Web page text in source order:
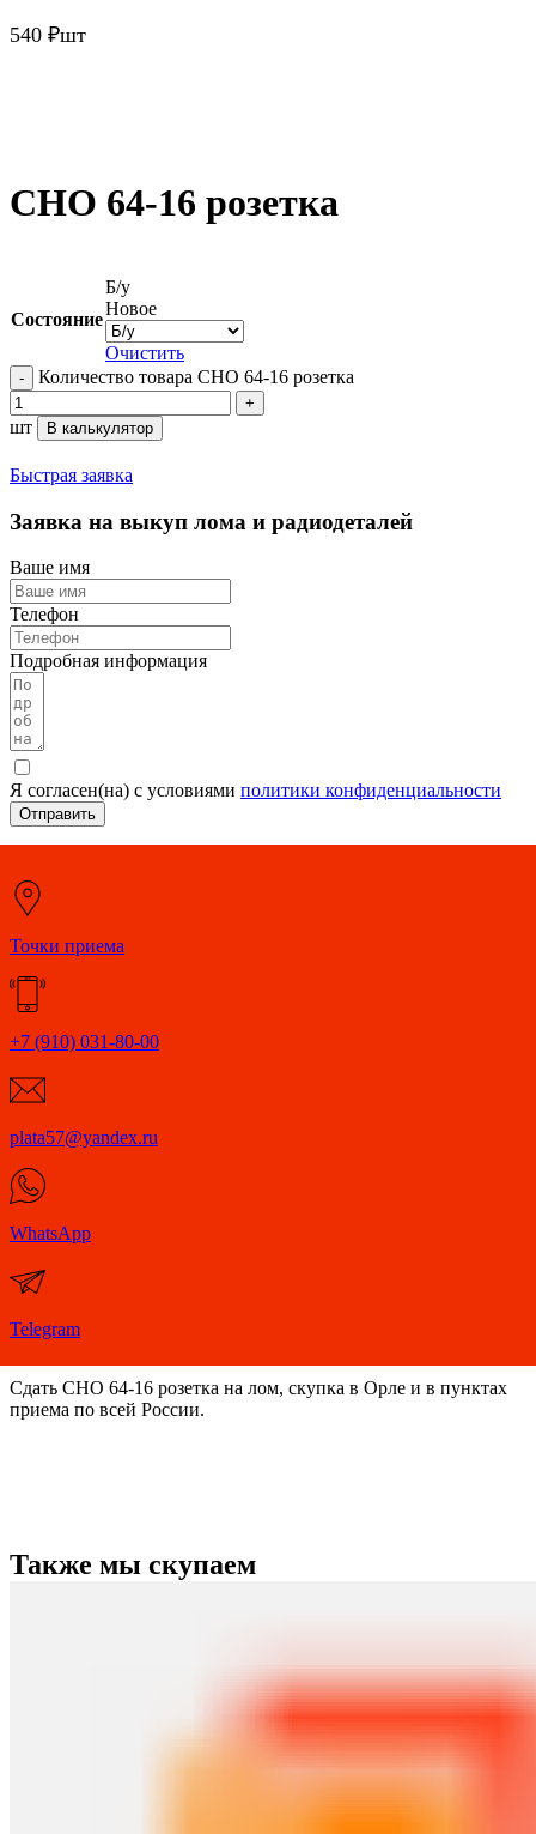
540 ₽шт
СНО 64-16 розетка
Состояние
Б/у
Новое
Очистить
Количество товара СНО 64-16 розетка
шт В калькулятор
Быстрая заявка
Заявка на выкуп лома и радиодеталей
Ваше имя
Телефон
Подробная информация
Я согласен(на) с условиями политики конфиденциальности
Отправить
Точки приема
+7 (910) 031-80-00
plata57@yandex.ru
WhatsApp
Telegram
Сдать СНО 64-16 розетка на лом, скупка в Орле и в пунктах
приема по всей России.
Также мы скупаем